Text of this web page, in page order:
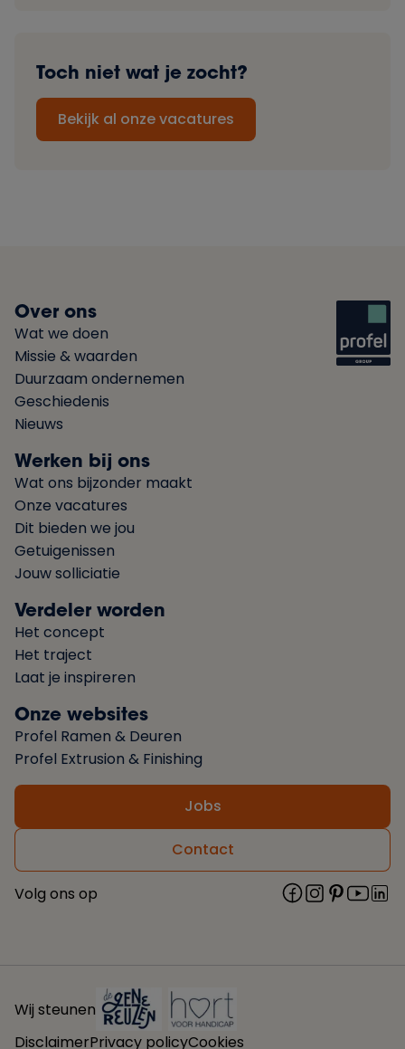
Toch niet wat je zocht?
Bekijk al onze vacatures
Over ons
Wat we doen
Missie & waarden
Duurzaam ondernemen
Geschiedenis
Nieuws
Werken bij ons
Wat ons bijzonder maakt
Onze vacatures
Dit bieden we jou
Getuigenissen
Jouw solliciatie
Verdeler worden
Het concept
Het traject
Laat je inspireren
Onze websites
Profel Ramen & Deuren
Profel Extrusion & Finishing
Jobs
Contact
Volg ons op
Wij steunen
DisclaimerPrivacy policyCookies